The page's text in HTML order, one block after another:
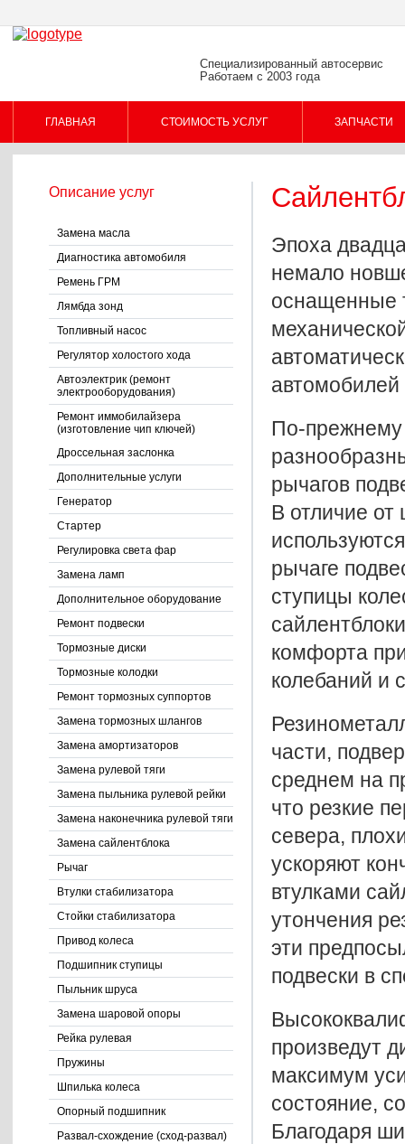
Специализированный автосервис
Работаем с 2003 года
ГЛАВНАЯ СТОИМОСТЬ УСЛУГ ЗАПЧАСТИ
Описание услуг
Замена масла
Диагностика автомобиля
Ремень ГРМ
Лямбда зонд
Топливный насос
Регулятор холостого хода
Автоэлектрик (ремонт
электрооборудования)
Ремонт иммобилайзера
(изготовление чип ключей)
Дроссельная заслонка
Дополнительные услуги
Генератор
Стартер
Регулировка света фар
Замена ламп
Дополнительное оборудование
Ремонт подвески
Тормозные диски
Тормозные колодки
Ремонт тормозных суппортов
Замена тормозных шлангов
Замена амортизаторов
Замена рулевой тяги
Замена пыльника рулевой рейки
Замена наконечника рулевой тяги
Замена сайлентблока
Рычаг
Втулки стабилизатора
Стойки стабилизатора
Привод колеса
Подшипник ступицы
Пыльник шруса
Замена шаровой опоры
Рейка рулевая
Пружины
Шпилька колеса
Опорный подшипник
Развал-схождение (сход-развал)
Эпоха
немало
оснащенные
По-прежнему
рычагов
В отличие
рычаге
ступицы
комфорта
колебаний и
части,
среднем на
что резкие
севера,
ускоряют
втулками
утончения
эти
подвески в
произведут
максимум
состояние,
Благодаря